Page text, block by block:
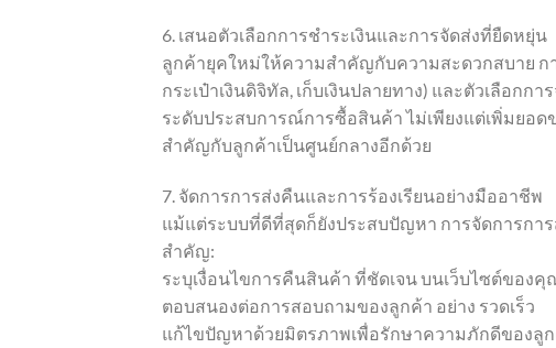
6. เสนอตัวเลือกการชำระเงินและการจัดส่งที่ยืดหยุ่น
ลูกค้ายุคใหม่ให้ความสำคัญกับความสะดวกสบาย ก
กระเป๋าเงินดิจิทัล, เก็บเงินปลายทาง) และตัวเลือก
ระดับประสบการณ์การซื้อสินค้า ไม่เพียงแต่เพิ่มยอ
สำคัญกับลูกค้าเป็นศูนย์กลางอีกด้วย
7. จัดการการส่งคืนและการร้องเรียนอย่างมืออาชีพ
แม้แต่ระบบที่ดีที่สุดก็ยังประสบปัญหา การจัดการกา
สำคัญ:
ระบุเงื่อนไขการคืนสินค้า ที่ชัดเจน บนเว็บไซต์ของคุ
ตอบสนองต่อการสอบถามของลูกค้า อย่าง รวดเร็ว
แก้ไขปัญหาด้วยมิตรภาพเพื่อรักษาความภักดีของลู